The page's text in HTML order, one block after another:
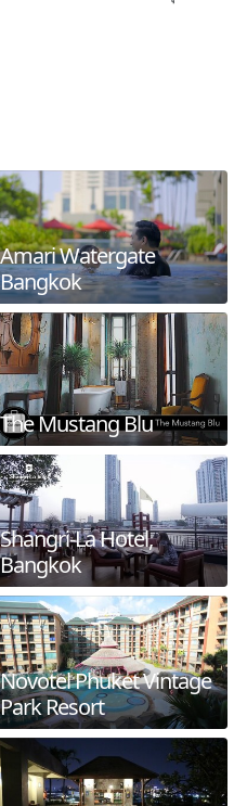
Amari Watergate
Bangkok
The Mustang Blu
Shangri-La Hotel,
Bangkok
Novotel Phuket Vintage
Park Resort